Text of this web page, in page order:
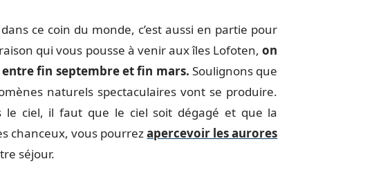
ce coin du monde, c’est aussi en partie pour
qui vous pousse à venir aux îles Lofoten,on
fin septembre et fin mars. Soulignons que
naturels spectaculaires vont se produire.
le ciel, il faut que le ciel soit dégagé et que la
chanceux, vous pourrezapercevoir les aurores
séjour.